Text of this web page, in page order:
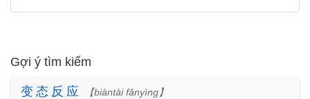
Gợi ý tìm kiếm
变 态 反 应
【biàntài fǎnyìng】